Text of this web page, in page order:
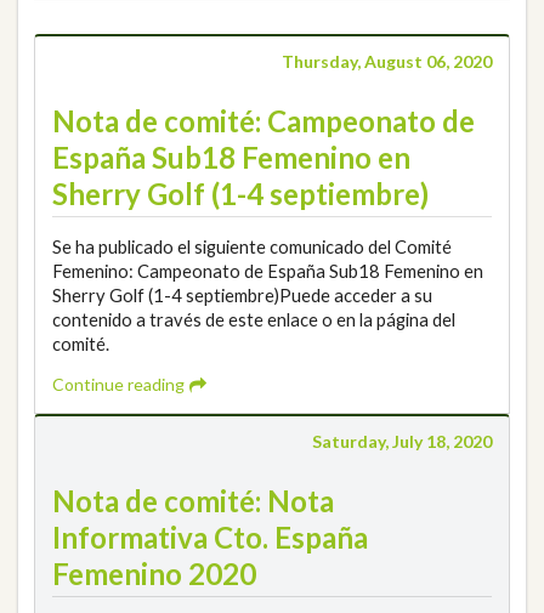
Thursday, August 06, 2020
Nota de comité: Campeonato de
España Sub18 Femenino en
Sherry Golf (1-4 septiembre)
Se ha publicado el siguiente comunicado del Comité
Femenino: Campeonato de España Sub18 Femenino en
Sherry Golf (1-4 septiembre)Puede acceder a su
contenido a través de este enlace o en la página del
comité.
Continue reading
Saturday, July 18, 2020
Nota de comité: Nota
Informativa Cto. España
Femenino 2020